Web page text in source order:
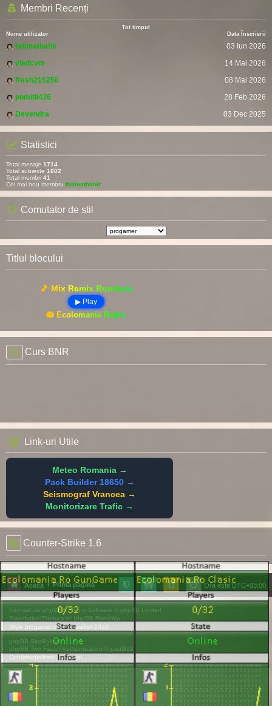
Membri Recenți
Tot timpul
Nume utilizator
Data Înscrierii
fatimathahir
03 Iun 2026
vladcvm
14 Mai 2026
fresh215250
08 Mai 2026
pomitil436
28 Feb 2026
Devendra
03 Dec 2025
Statistici
Total mesaje 1714
Total subiecte 1602
Total membri 41
Cel mai nou membru fatimathahir
Comutator de stil
Titlul blocului
🎵 Mix Remix România
▶ Play
📻 Ecolomania Radio
Curs BNR
Link-uri Utile
Meteo Romania →
Pack Builder 18650 →
Seismograf Vrancea →
Monitorizare Trafic →
Counter-Strike 1.6
Acasă Prima pagină Ora este UTC+03:00
Furnizat de phpBB® Forum Software © phpBB Limited
Translation/Traducere: phpBB România
Style progamer de ©Mazeltof 2018
phpBB SiteMaker
phpBB Two Factor Authentication © paul999
Confidențialitate |Termeni